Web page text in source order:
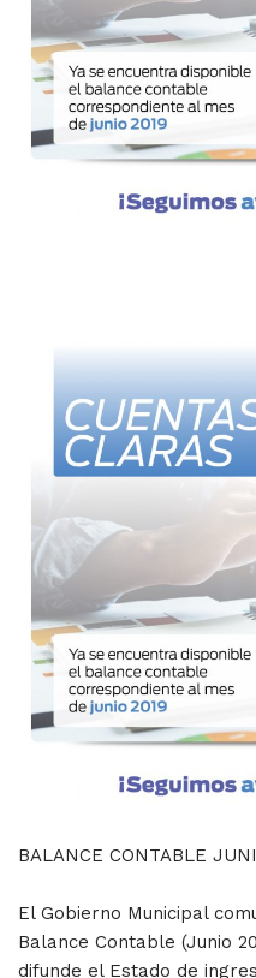
BALANCE CONTABLE
El Gobierno Municipal
Balance Contable (Junio
difunde el Estado de